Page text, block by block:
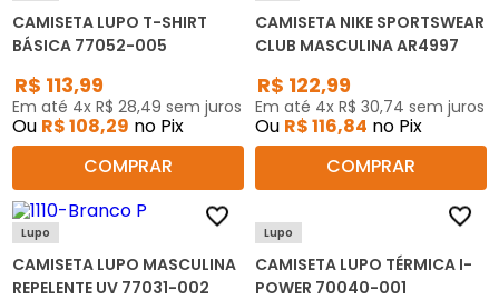
CAMISETA LUPO T-SHIRT
BÁSICA 77052-005
R$ 113,99
Em até 4x R$ 28,49 sem juros
Ou R$108,29 no Pix
COMPRAR
CAMISETA NIKE SPORTSWEAR
CLUB MASCULINA AR4997
R$ 122,99
Em até 4x R$ 30,74 sem juros
Ou R$116,84 no Pix
COMPRAR
Lupo
CAMISETA LUPO MASCULINA
REPELENTE UV 77031-002
Lupo
CAMISETA LUPO TÉRMICA I-
POWER 70040-001